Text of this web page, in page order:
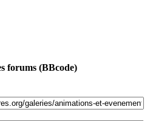
forums (BBcode)